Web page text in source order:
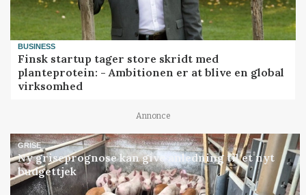
BUSINESS
Finsk startup tager store skridt med
planteprotein: - Ambitionen er at blive en global
virksomhed
Annonce
GRISE
Ny griseprognose kan give anledning til et nyt
budgettjek